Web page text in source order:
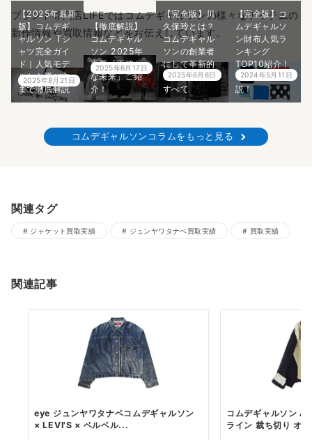
ブランド専門店LIFEではコムデギャルソンの様々なアイテムの
新作情報や買取情報などをお伝えしています。
【2025年最新
版】コムデギ
ャルソン Tシ
ャツ完全ガイ
ド｜人気モデ
ルから選び方
まで徹底解説
2025年8月21日
【徹底解説】
コムデギャル
ソン 2025年
春夏「不確か
な未来」ご紹
介！
2025年6月17日
【完全版】川
久保玲とは？
コムデギャル
ソンの創業者
にして革新的
デザイナーの
すべて
2025年6月8日
【完全版】コ
ムデギャルソ
ン財布人気ラ
ンキング
TOP10紹介！
プロが5分で解
説！
2024年5月11日
コムデギャルソンコラムをもっと見る
関連タグ
ジャケット買取実績 ジュンヤワタナベ買取実績 買取実績
関連記事
eye ジュンヤワタナベコムデギャルソン
× LEVI'S × ベルベル...
コムデギャルソン
ライン 裁ち切り オ